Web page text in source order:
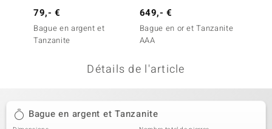
79,- €
Bague en argent et
Tanzanite
649,- €
Bague en or et Tanzanite
AAA
Détails de l'article
Bague en argent et Tanzanite